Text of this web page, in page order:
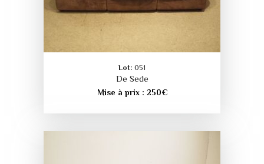
Lot: 051
De Sede
Mise à prix : 250€